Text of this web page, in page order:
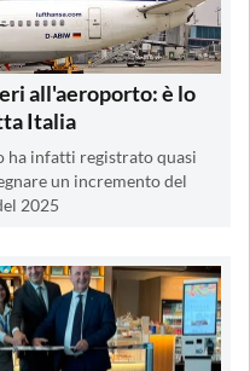
all'aeroporto: è lo
Italia
ha infatti registrato quasi
un incremento del
2025